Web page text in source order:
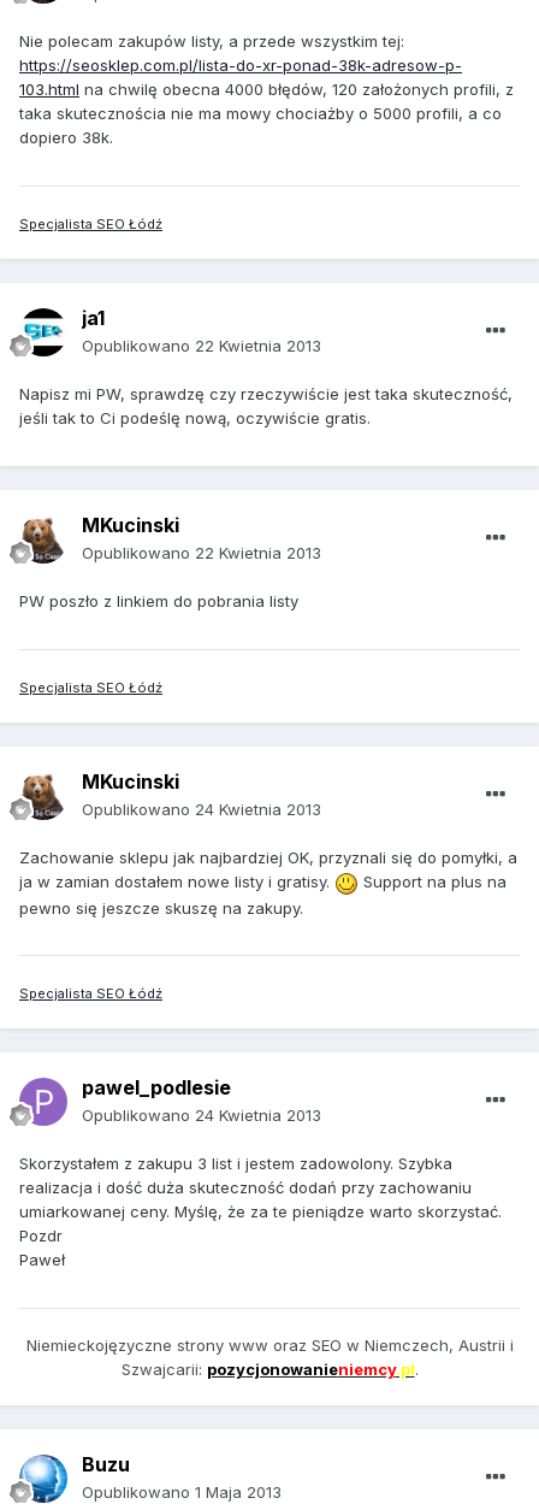
Nie polecam zakupów listy, a przede wszystkim tej:
https://seosklep.com.pl/lista-do-xr-ponad-38k-adresow-p-
103.html na chwilę obecna 4000 błędów, 120 założonych profili, z
taka skutecznościa nie ma mowy chociażby o 5000 profili, a co
dopiero 38k.
Specjalista SEO Łódź
ja1
Opublikowano 22 Kwietnia 2013
Napisz mi PW, sprawdzę czy rzeczywiście jest taka skuteczność,
jeśli tak to Ci podeślę nową, oczywiście gratis.
MKucinski
Opublikowano 22 Kwietnia 2013
PW poszło z linkiem do pobrania listy
Specjalista SEO Łódź
MKucinski
Opublikowano 24 Kwietnia 2013
Zachowanie sklepu jak najbardziej OK, przyznali się do pomyłki, a
ja w zamian dostałem nowe listy i gratisy.
Support na plus na
pewno się jeszcze skuszę na zakupy.
Specjalista SEO Łódź
pawel_podlesie
Opublikowano 24 Kwietnia 2013
Skorzystałem z zakupu 3 list i jestem zadowolony. Szybka
realizacja i dość duża skuteczność dodań przy zachowaniu
umiarkowanej ceny. Myślę, że za te pieniądze warto skorzystać.
Pozdr
Paweł
Niemieckojęzyczne strony www oraz SEO w Niemczech, Austrii i
Szwajcarii: pozycjonowanieniemcy.pl.
Buzu
Opublikowano 1 Maja 2013